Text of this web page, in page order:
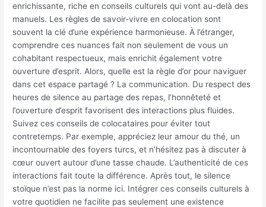
enrichissante, riche en conseils culturels qui vont au-delà des
manuels. Les règles de savoir-vivre en colocation sont
souvent la clé d’une expérience harmonieuse. À l’étranger,
comprendre ces nuances fait non seulement de vous un
cohabitant respectueux, mais enrichit également votre
ouverture d’esprit. Alors, quelle est la règle d’or pour naviguer
dans cet espace partagé ? La communication. Du respect des
heures de silence au partage des repas, l’honnêteté et
l’ouverture d’esprit favorisent des interactions plus fluides.
Suivez ces conseils de colocataires pour éviter tout
contretemps. Par exemple, appréciez leur amour du thé, un
incontournable des foyers turcs, et n’hésitez pas à discuter à
cœur ouvert autour d’une tasse chaude. L’authenticité de ces
interactions fait toute la différence. Après tout, le silence
stoïque n’est pas la norme ici. Intégrer ces conseils culturels à
votre quotidien ne facilite pas seulement une existence